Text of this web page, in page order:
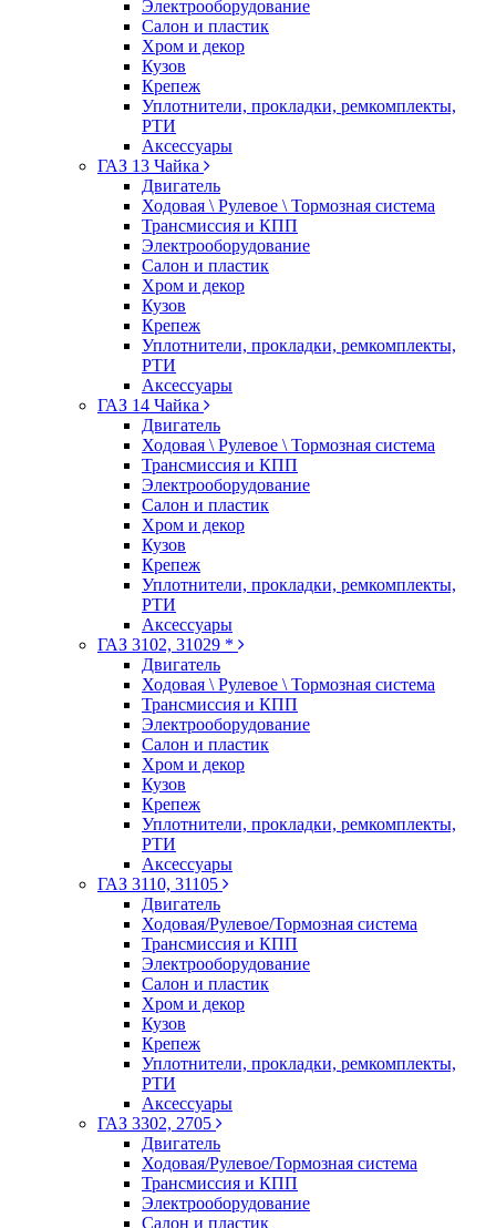
Электрооборудование
Салон и пластик
Хром и декор
Кузов
Крепеж
Уплотнители, прокладки, ремкомплекты,
РТИ
Аксессуары
ГАЗ 13 Чайка
Двигатель
Ходовая \ Рулевое \ Тормозная система
Трансмиссия и КПП
Электрооборудование
Салон и пластик
Хром и декор
Кузов
Крепеж
Уплотнители, прокладки, ремкомплекты,
РТИ
Аксессуары
ГАЗ 14 Чайка
Двигатель
Ходовая \ Рулевое \ Тормозная система
Трансмиссия и КПП
Электрооборудование
Салон и пластик
Хром и декор
Кузов
Крепеж
Уплотнители, прокладки, ремкомплекты,
РТИ
Аксессуары
ГАЗ 3102, 31029 *
Двигатель
Ходовая \ Рулевое \ Тормозная система
Трансмиссия и КПП
Электрооборудование
Салон и пластик
Хром и декор
Кузов
Крепеж
Уплотнители, прокладки, ремкомплекты,
РТИ
Аксессуары
ГАЗ 3110, 31105
Двигатель
Ходовая/Рулевое/Тормозная система
Трансмиссия и КПП
Электрооборудование
Салон и пластик
Хром и декор
Кузов
Крепеж
Уплотнители, прокладки, ремкомплекты,
РТИ
Аксессуары
ГАЗ 3302, 2705
Двигатель
Ходовая/Рулевое/Тормозная система
Трансмиссия и КПП
Электрооборудование
Салон и пластик